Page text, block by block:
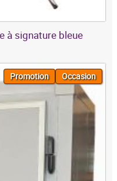
à signature bleue
Promotion Occasion